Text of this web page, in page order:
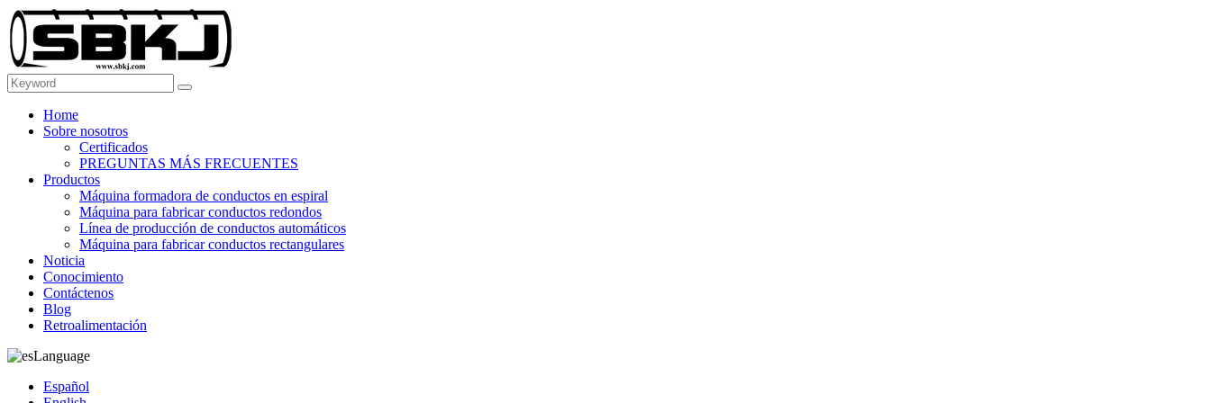
Home
Sobre nosotros
Certificados
PREGUNTAS MÁS FRECUENTES
Productos
Máquina formadora de conductos en espiral
Máquina para fabricar conductos redondos
Línea de producción de conductos automáticos
Máquina para fabricar conductos rectangulares
Noticia
Conocimiento
Contáctenos
Blog
Retroalimentación
Language
Español